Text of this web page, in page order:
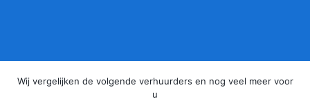
Wij vergelijken de volgende verhuurders en nog veel meer voor
u